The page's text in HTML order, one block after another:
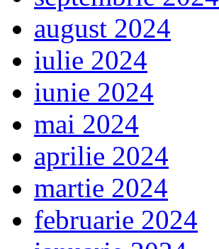
august 2024
iulie 2024
iunie 2024
mai 2024
aprilie 2024
martie 2024
februarie 2024